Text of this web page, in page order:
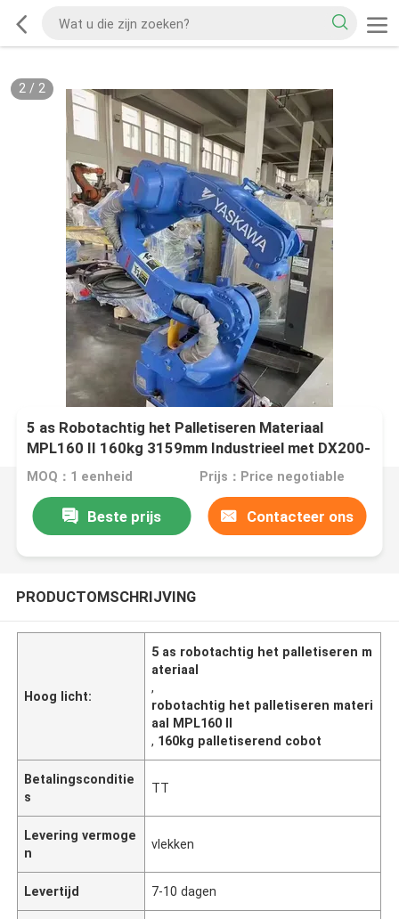
2/ 2
5 as Robotachtig het Palletiseren Materiaal
MPL160 II 160kg 3159mm Industrieel met DX200-
Kabinet met Instelmechanisme
MOQ：1 eenheid Prijs：Price negotiable
Beste prijs Contacteer ons
PRODUCTOMSCHRIJVING
Hoog licht:
5 as robotachtig het palletiseren m
ateriaal
,
robotachtig het palletiseren materi
aal MPL160 II
, 160kg palletiserend cobot
Betalingsconditie
s
TT
Levering vermoge
n
vlekken
Levertijd 7-10 dagen